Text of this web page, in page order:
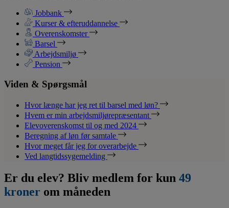
Jobbank
Kurser & efteruddannelse
Overenskomster
Barsel
Arbejdsmiljø
Pension
Viden & Spørgsmål
Hvor længe har jeg ret til barsel med løn?
Hvem er min arbejdsmiljørepræsentant
Elevoverenskomst til og med 2024
Beregning af løn før samtale
Hvor meget får jeg for overarbejde
Ved langtidssygemelding
Er du elev? Bliv medlem for kun 49
kroner om måneden